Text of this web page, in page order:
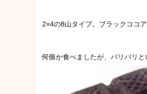
2×4の8山タイプ。ブラックココ
何個か食べましたが、パリパリ